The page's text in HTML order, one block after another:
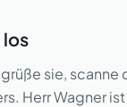
sie,
Herr Wagner